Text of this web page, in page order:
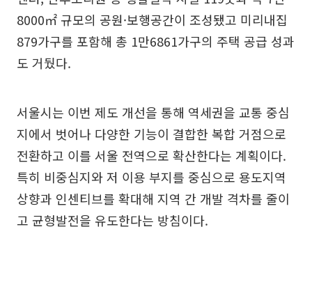
8000㎡ 규모의 공원·보행공간이 조성됐고 미리내집
879가구를 포함해 총 1만6861가구의 주택 공급 성과
도 거뒀다.
서울시는 이번 제도 개선을 통해 역세권을 교통 중심
지에서 벗어나 다양한 기능이 결합한 복합 거점으로
전환하고 이를 서울 전역으로 확산한다는 계획이다.
특히 비중심지와 저 이용 부지를 중심으로 용도지역
상향과 인센티브를 확대해 지역 간 개발 격차를 줄이
고 균형발전을 유도한다는 방침이다.